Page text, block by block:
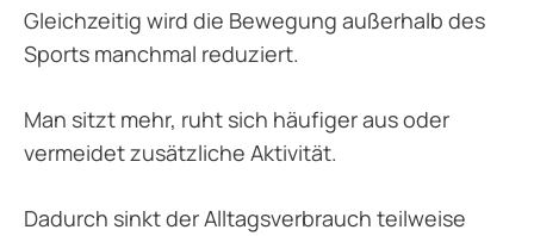
Gleichzeitig wird die Bewegung außerhalb des
Sports manchmal reduziert.
Man sitzt mehr, ruht sich häufiger aus oder
vermeidet zusätzliche Aktivität.
Dadurch sinkt der Alltagsverbrauch teilweise